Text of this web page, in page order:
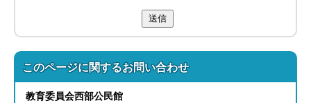
送信
このページに関するお問い合わせ
教育委員会西部公民館